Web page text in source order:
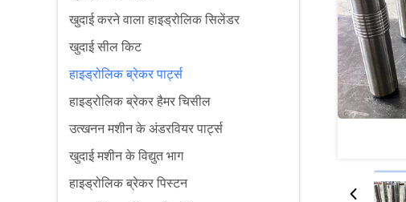
खुदाई करने वाला हाइड्रोलिक सिलेंडर
खुदाई सील किट
हाइड्रोलिक ब्रेकर पार्ट्स
हाइड्रोलिक ब्रेकर हैमर चिसील
उत्खनन मशीन के अंडरवियर पार्ट्स
खुदाई मशीन के विद्युत भाग
हाइड्रोलिक ब्रेकर पिस्टन